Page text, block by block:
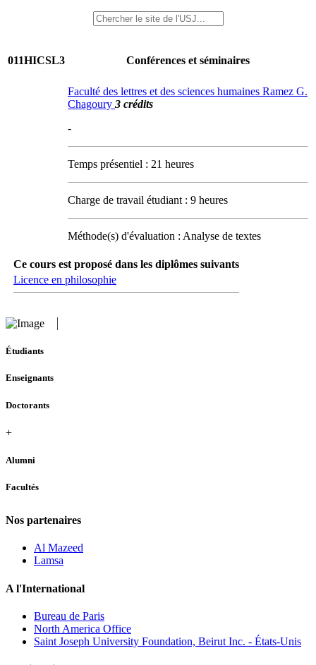
011HICSL3 Conférences et séminaires
Faculté des lettres et des sciences humaines Ramez G.
Chagoury 3 crédits
-
Temps présentiel : 21 heures
Charge de travail étudiant : 9 heures
Méthode(s) d'évaluation : Analyse de textes
Ce cours est proposé dans les diplômes suivants
Licence en philosophie
Étudiants
Enseignants
Doctorants
+
Alumni
Facultés
Nos partenaires
Al Mazeed
Lamsa
A l'International
Bureau de Paris
North America Office
Saint Joseph University Foundation, Beirut Inc. - États-Unis